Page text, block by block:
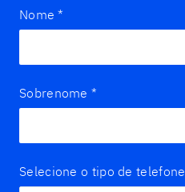
Nome *
Sobrenome *
Selecione o tipo de telefone